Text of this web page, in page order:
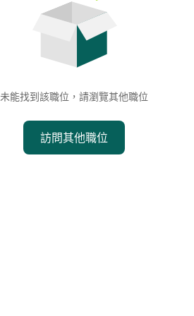
未能找到該職位，請瀏覽其他職位
訪問其他職位